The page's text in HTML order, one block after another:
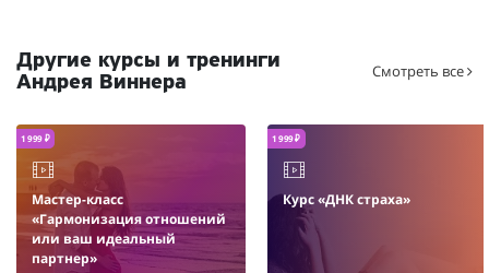
Другие курсы и тренинги
Андрея Виннера
Смотреть все
1 999 ₽
Мастер-класс
«Гармонизация отношений
или ваш идеальный
партнер»
1 999 ₽
Курс «ДНК страха»